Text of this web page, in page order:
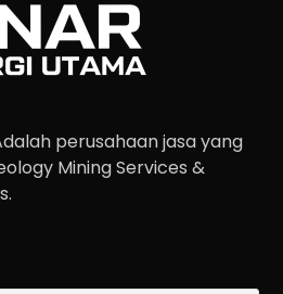
perusahaan jasa yang
Mining Services &